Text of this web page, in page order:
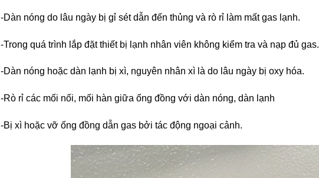
-Dàn nóng do lâu ngày bị gỉ sét dẫn đến thủng và rò rỉ làm mất gas lạnh.
-Trong quá trình lắp đặt thiết bị lạnh nhân viên không kiểm tra và nạp đủ gas.
-Dàn nóng hoặc dàn lạnh bị xì, nguyên nhân xì là do lâu ngày bị oxy hóa.
-Rò rỉ các mối nối, mối hàn giữa ống đồng với dàn nóng, dàn lạnh
-Bị xì hoặc vỡ ống đồng dẫn gas bởi tác động ngoại cảnh.